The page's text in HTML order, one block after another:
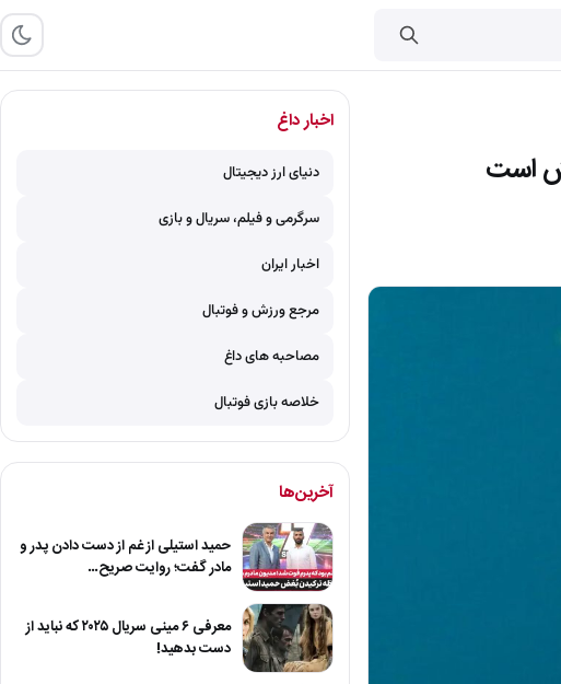
است
اخبار داغ
دنیای ارز دیجیتال
سرگرمی و فیلم، سریال و بازی
اخبار ایران
مرجع ورزش و فوتبال
مصاحبه های داغ
خلاصه بازی فوتبال
آخرین‌ها
حمید استیلی از غم از دست دادن پدر و
مادر گفت؛ روایت صریح…
معرفی ۶ مینی سریال ۲۰۲۵ که نباید از
دست بدهید!